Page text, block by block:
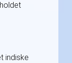
indiske